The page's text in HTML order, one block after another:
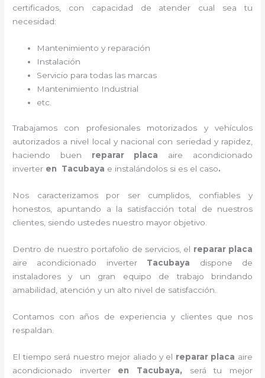
certificados, con capacidad de atender cual sea tu
necesidad:
Mantenimiento y reparación
Instalación
Servicio para todas las marcas
Mantenimiento Industrial
etc.
Trabajamos con profesionales motorizados y vehículos
autorizados a nivel local y nacional con seriedad y rapidez,
haciendo buen reparar placa
aire acondicionado
inverter en Tacubaya e instalándolos si es el caso.
Nos caracterizamos por ser cumplidos, confiables y
honestos, apuntando a la satisfacción total de nuestros
clientes, siendo ustedes nuestro mayor objetivo.
Dentro de nuestro portafolio de servicios, el reparar placa
aire acondicionado inverterTacubaya dispone de
instaladores y un gran equipo de trabajo brindando
amabilidad, atención y un alto nivel de satisfacción.
Contamos con años de experiencia y clientes que nos
respaldan.
El tiempo será nuestro mejor aliado y el reparar placa aire
acondicionado inverteren Tacubaya, será tu mejor